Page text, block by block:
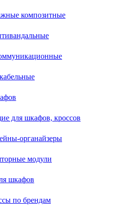
композитные
для шкафов, кроссов
органайзеры
модули
шкафов
по брендам